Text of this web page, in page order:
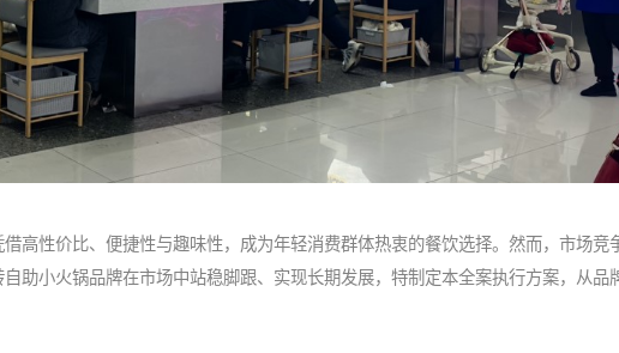
高性价比、便捷性与趣味性，成为年轻消费群体热衷的餐饮选择。然而，市场竞
助小火锅品牌在市场中站稳脚跟、实现长期发展，特制定本全案执行方案，从品